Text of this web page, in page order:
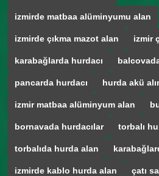
izmirde matbaa alüminyumu alan
izmirde çıkma mazot alan izmir
karabağlarda hurdacı
pancarda hurdacı hurda akü
izmir matbaa alüminyum alan
bornavada hurdacılar torbalı
torbalıda hurda alan
izmirde kablo hurda alan çatı